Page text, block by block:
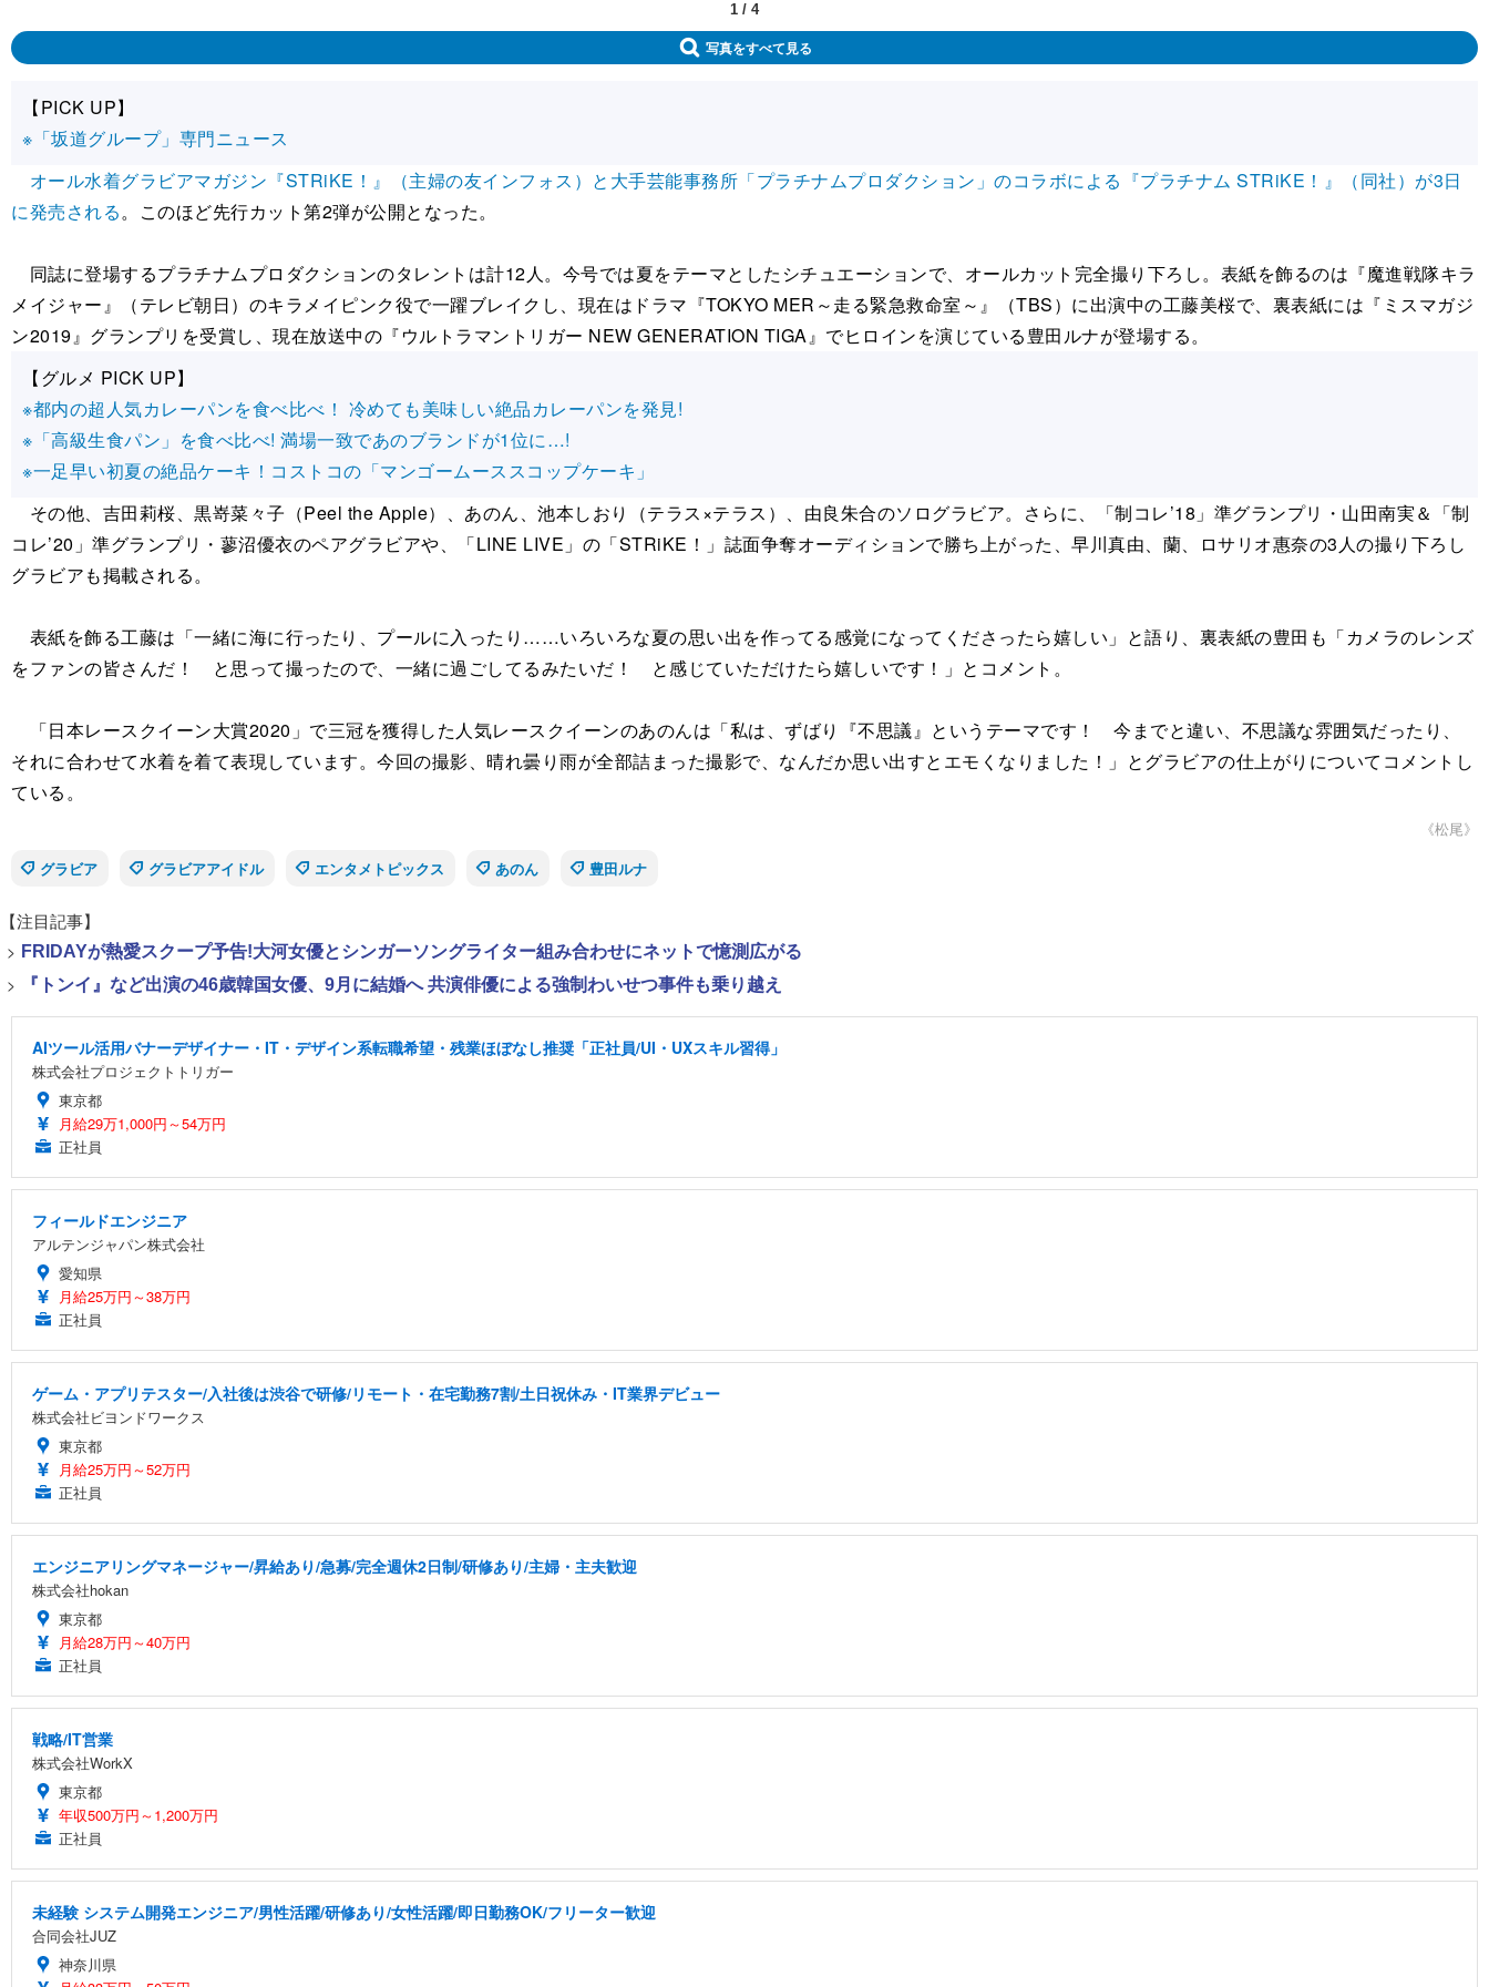
1 / 4
写真をすべて見る
【PICK UP】
※「坂道グループ」専門ニュース
オール水着グラビアマガジン『STRiKE！』（主婦の友インフォス）と大手芸能事務所「プラチナムプロダクション」のコラボによる『プラチナム STRiKE！』（同社）が3日
に発売される。このほど先行カット第2弾が公開となった。
同誌に登場するプラチナムプロダクションのタレントは計12人。今号では夏をテーマとしたシチュエーションで、オールカット完全撮り下ろし。表紙を飾るのは『魔進戦隊キラ
メイジャー』（テレビ朝日）のキラメイピンク役で一躍ブレイクし、現在はドラマ『TOKYO MER～走る緊急救命室～』（TBS）に出演中の工藤美桜で、裏表紙には『ミスマガジ
ン2019』グランプリを受賞し、現在放送中の『ウルトラマントリガー NEW GENERATION TIGA』でヒロインを演じている豊田ルナが登場する。
【グルメ PICK UP】
※都内の超人気カレーパンを食べ比べ！ 冷めても美味しい絶品カレーパンを発見!
※「高級生食パン」を食べ比べ! 満場一致であのブランドが1位に…!
※一足早い初夏の絶品ケーキ！コストコの「マンゴームーススコップケーキ」
その他、吉田莉桜、黒嵜菜々子（Peel the Apple）、あのん、池本しおり（テラス×テラス）、由良朱合のソログラビア。さらに、「制コレ’18」準グランプリ・山田南実＆「制
コレ’20」準グランプリ・蓼沼優衣のペアグラビアや、「LINE LIVE」の「STRiKE！」誌面争奪オーディションで勝ち上がった、早川真由、蘭、ロサリオ惠奈の3人の撮り下ろし
グラビアも掲載される。
表紙を飾る工藤は「一緒に海に行ったり、プールに入ったり……いろいろな夏の思い出を作ってる感覚になってくださったら嬉しい」と語り、裏表紙の豊田も「カメラのレンズ
をファンの皆さんだ！ と思って撮ったので、一緒に過ごしてるみたいだ！ と感じていただけたら嬉しいです！」とコメント。
「日本レースクイーン大賞2020」で三冠を獲得した人気レースクイーンのあのんは「私は、ずばり『不思議』というテーマです！ 今までと違い、不思議な雰囲気だったり、
それに合わせて水着を着て表現しています。今回の撮影、晴れ曇り雨が全部詰まった撮影で、なんだか思い出すとエモくなりました！」とグラビアの仕上がりについてコメントし
ている。
《松尾》
グラビア
グラビアアイドル エンタメトピックス あのん 豊田ルナ
【注目記事】
> FRIDAYが熱愛スクープ予告!大河女優とシンガーソングライター組み合わせにネットで憶測広がる
> 『トンイ』など出演の46歳韓国女優、9月に結婚へ 共演俳優による強制わいせつ事件も乗り越え
AIツール活用バナーデザイナー・IT・デザイン系転職希望・残業ほぼなし推奨「正社員/UI・UXスキル習得」
株式会社プロジェクトトリガー
東京都
月給29万1,000円～54万円
正社員
フィールドエンジニア
アルテンジャパン株式会社
愛知県
月給25万円～38万円
正社員
ゲーム・アプリテスター/入社後は渋谷で研修/リモート・在宅勤務7割/土日祝休み・IT業界デビュー
株式会社ビヨンドワークス
東京都
月給25万円～52万円
正社員
エンジニアリングマネージャー/昇給あり/急募/完全週休2日制/研修あり/主婦・主夫歓迎
株式会社hokan
東京都
月給28万円～40万円
正社員
戦略/IT営業
株式会社WorkX
東京都
年収500万円～1,200万円
正社員
未経験 システム開発エンジニア/男性活躍/研修あり/女性活躍/即日勤務OK/フリーター歓迎
合同会社JUZ
神奈川県